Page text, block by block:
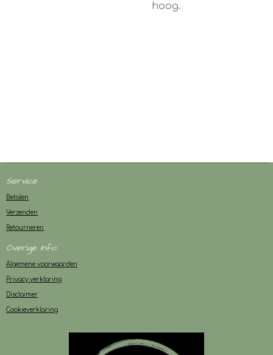
hoog.
Service
Betalen
Verzenden
Retourneren
Overige info
Algemene voorwaarden
Privacy verklaring
Disclaimer
Cookieverklaring